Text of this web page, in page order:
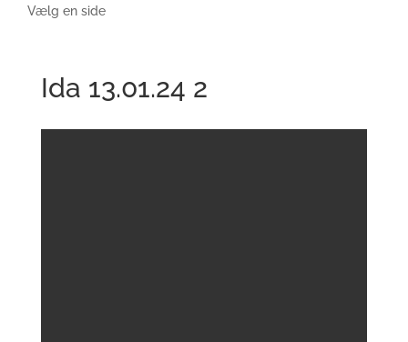
Vælg en side
Ida 13.01.24 2